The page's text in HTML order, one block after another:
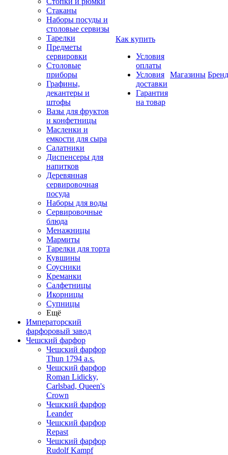
Стаканы
Наборы посуды и
столовые сервизы
Тарелки
Предметы
сервировки
Столовые
приборы
Графины,
декантеры и
штофы
Вазы для фруктов
и конфетницы
Масленки и
емкости для сыра
Салатники
Диспенсеры для
напитков
Деревянная
сервировочная
посуда
Наборы для воды
Сервировочные
блюда
Менажницы
Мармиты
Тарелки для торта
Кувшины
Соусники
Креманки
Салфетницы
Икорницы
Супницы
Ещё
Императорский
фарфоровый завод
Чешский фарфор
Чешский фарфор
Thun 1794 a.s.
Чешский фарфор
Roman Lidicky,
Carlsbad, Queen's
Crown
Чешский фарфор
Leander
Чешский фарфор
Repast
Чешский фарфор
Rudolf Kampf
Как купить
Условия
оплаты
Условия
доставки
Гарантия
на товар
Магазины